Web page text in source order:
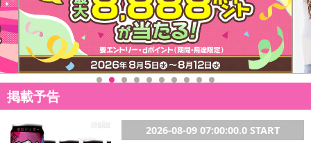
掲載予告
2026-08-09 07:00:00.0 START